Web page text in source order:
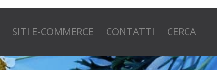
SITI E-COMMERCE CONTATTI CERCA